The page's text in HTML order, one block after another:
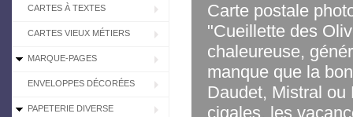
CARTES À TEXTES
CARTES VIEUX MÉTIERS
MARQUE-PAGES
ENVELOPPES DÉCORÉES
PAPETERIE DIVERSE
Carte postale
"Cueillette des
chaleureuse,
manque que la
Daudet, Mistral
cigales, les